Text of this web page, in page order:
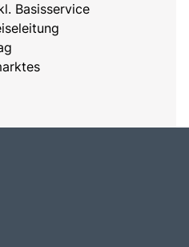
Basisservice